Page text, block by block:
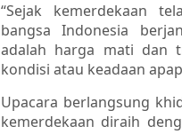
“Sejak kemerdekaan
bangsa Indonesia
adalah harga mati dan
kondisi atau keadaan
Upacara berlangsung
kemerdekaan diraih